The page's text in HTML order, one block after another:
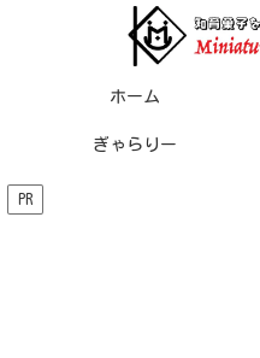
ホーム
ぎゃらりー
PR